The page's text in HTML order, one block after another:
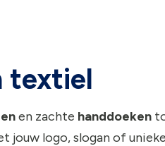
textiel
en zachte handdoeken
jouw logo, slogan of